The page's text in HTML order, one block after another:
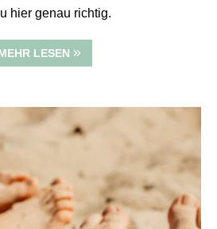
hier genau richtig.
LESEN